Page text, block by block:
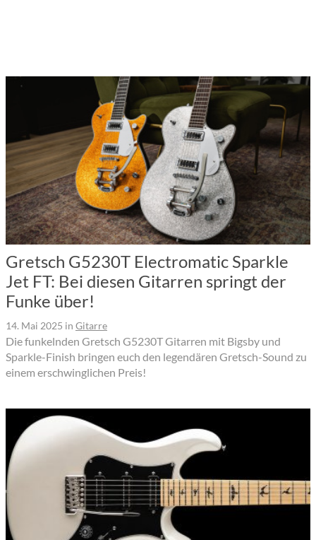
Gretsch G5230T Electromatic Sparkle
Jet FT: Bei diesen Gitarren springt der
Funke über!
14. Mai 2025 in Gitarre
Die funkelnden Gretsch G5230T Gitarren mit Bigsby und
Sparkle-Finish bringen euch den legendären Gretsch-Sound zu
einem erschwinglichen Preis!